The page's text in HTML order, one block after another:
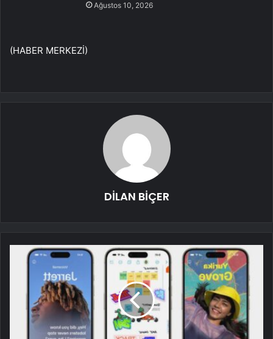
Ağustos 10, 2026
(HABER MERKEZİ)
DİLAN BİÇER